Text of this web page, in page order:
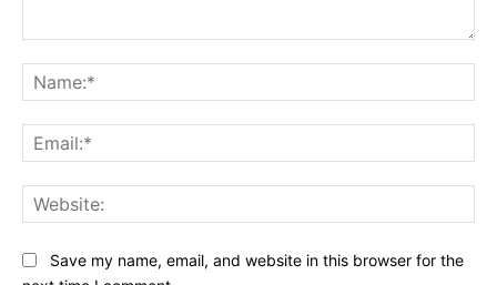
Save my name, email, and website in this browser for the